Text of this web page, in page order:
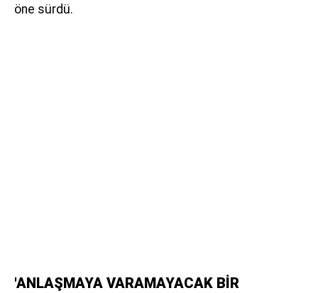
öne sürdü.
'ANLAŞMAYA VARAMAYACAK BİR